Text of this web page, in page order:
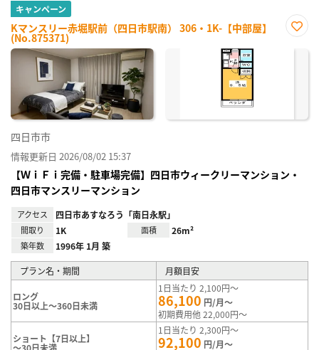
キャンペーン
Kマンスリー赤堀駅前（四日市駅南） 306・1K-【中部屋】
(No.875371)
に入
四日市市
情報更新日 2026/08/02 15:37
【ＷｉＦｉ完備・駐車場完備】四日市ウィークリーマンション・
四日市マンスリーマンション
アクセス 四日市あすなろう「南日永駅」
間取り 1K 面積 26m²
築年数 1996年 1月 築
プラン名・期間 月額目安
ロング
30日以上～360日未満
1日当たり 2,100円～
86,100 円/月～
初期費用他 22,000円～
ショート【7日以上】
～30日未満
1日当たり 2,300円～
92,100 円/月～